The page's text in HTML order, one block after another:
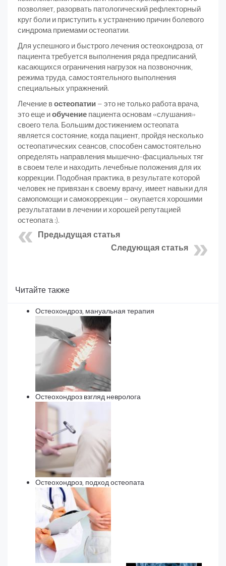
позволяет, разорвать патологический рефлекторный
круг боли и приступить к устранению причин болевого
синдрома приемами остеопатии.
Для успешного и быстрого лечения остеохондроза, от
пациента требуется выполнения ряда предписаний,
касающихся ограничения нагрузок на позвоночник,
режима труда, самостоятельного выполнения
специальных упражнений.
Лечение востеопатии– это не только работа врача,
это еще иобучениепациента основам «слушания»
своего тела. Большим достижением остеопата
является состояние, когда пациент, пройдя несколько
остеопатических сеансов, способен самостоятельно
определять направления мышечно-фасциальных тяг
в своем теле и находить лечебные положения для их
коррекции. Подобная практика, в результате которой
человек не привязан к своему врачу, имеет навыки для
самопомощи и самокоррекции – окупается хорошими
результатами в лечении и хорошей репутацией
остеопата :).
Предыдущая статья
Следующая статья
Читайте также
Остеохондроз, мануальная терапия
Остеохондроз взгляд невролога
Остеохондроз, подход остеопата